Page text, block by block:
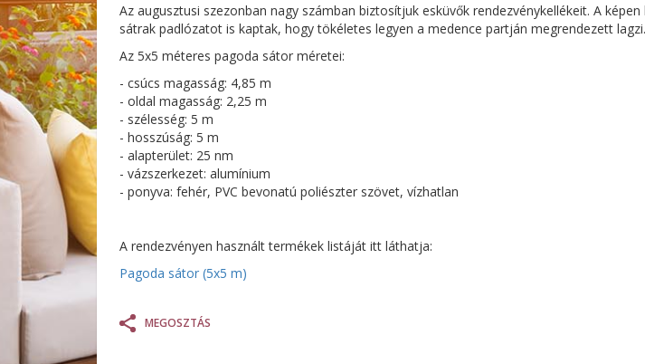
Az augusztusi szezonban nagy számban biztosítjuk esküvők rendezvénykellékeit. A
sátrak padlózatot is kaptak, hogy tökéletes legyen a medence partján megrendezett lagzi.
Az 5x5 méteres pagoda sátor méretei:
- csúcs magasság: 4,85 m
- oldal magasság: 2,25 m
- szélesség: 5 m
- hosszúság: 5 m
- alapterület: 25 nm
- vázszerkezet: alumínium
- ponyva: fehér, PVC bevonatú poliészter szövet, vízhatlan
A rendezvényen használt termékek listáját itt láthatja:
Pagoda sátor (5x5 m)
MEGOSZTÁS